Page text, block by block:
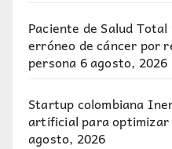
Paciente de Salud
erróneo de cáncer por
persona6 agosto, 2026
Startup colombiana
artificial para
agosto, 2026